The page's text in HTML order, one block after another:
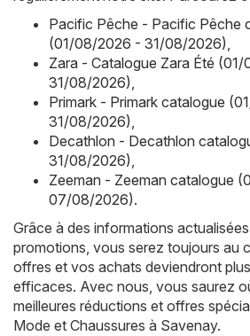
Pacific Pêche - Pacific Pêche
(01/08/2026 - 31/08/2026),
Zara - Catalogue Zara Été
31/08/2026),
Primark - Primark catalogue
31/08/2026),
Decathlon - Decathlon
31/08/2026),
Zeeman - Zeeman catalogue
07/08/2026).
Grâce à des informations
promotions, vous serez toujours au
offres et vos achats deviendront
efficaces. Avec nous, vous saurez
meilleures réductions et offres
Mode et Chaussures à Savenay.